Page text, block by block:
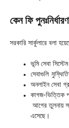
কেন ফি
সরকারি সার্কুলারে বলা
ভূমি সেবা
সেবাগুলি
অনলাইন সেবা
কাগজ-ভিত্তিক
আগের তুলনায়
এসেছে।